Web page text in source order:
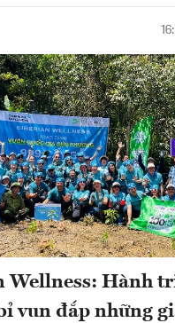
Wellness: Hành
vun đắp những